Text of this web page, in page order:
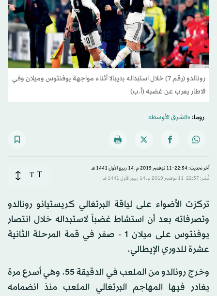
رونالدو (رقم 7) خلال استبداله بديبالا أثناء مواجهة يوفنتوس وميلان وفي
الاطار يعرب عن غضبه (أ.ب)
روما:«الشرق الأوسط»
آخر تحديث: 22:54-11 نوفمبر 2019 م ـ 14 ربيع الأول 1441 هـ
نُشر: 22:37-11 نوفمبر 2019 م ـ 14 ربيع الأول 1441 هـ
T
T
تركزت الأضواء على لياقة البرتغالي كريستيانو رونالدو
وتصرفاته بعد أن استشاط غضباً لاستبداله خلال انتصار
يوفنتوس على ميلان 1 - صفر في قمة المرحلة الثانية
عشرة للدوري الإيطالي.
وخرج رونالدو من الملعب في الدقيقة 55. وهي أسرع مرة
يغادر فيها المهاجم البرتغالي الملعب منذ انضمامه